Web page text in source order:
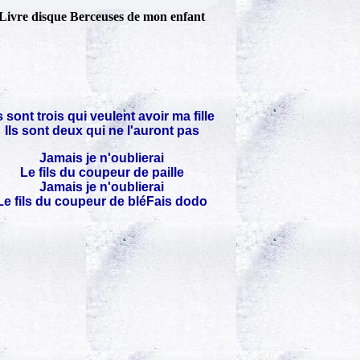
disque Berceuses de mon enfant
sont trois qui veulent avoir ma fille
Ils sont deux qui ne l'auront pas
Jamais je n'oublierai
Le fils du coupeur de paille
Jamais je n'oublierai
fils du coupeur de bléFais dodo